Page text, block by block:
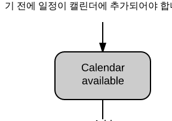
기 전에 일정이 캘린더에 추가되어야 합